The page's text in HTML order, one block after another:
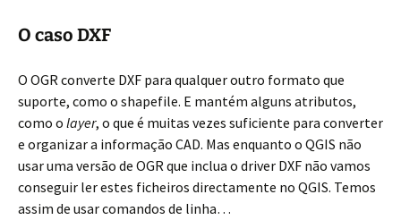
O caso DXF
O OGR converte DXF para qualquer outro formato que
suporte, como o shapefile. E mantém alguns atributos,
como o layer, o que é muitas vezes suficiente para converter
e organizar a informação CAD. Mas enquanto o QGIS não
usar uma versão de OGR que inclua o driver DXF não vamos
conseguir ler estes ficheiros directamente no QGIS. Temos
assim de usar comandos de linha…